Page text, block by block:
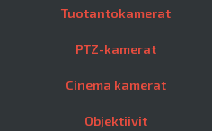
Tuotantokamerat
PTZ-kamerat
Cinema kamerat
Objektiivit